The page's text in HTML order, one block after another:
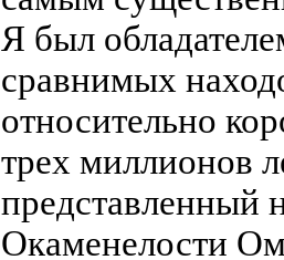
Я был
сравнимых
относительно
трех миллионов
представленный
Окаменелости